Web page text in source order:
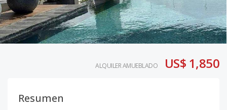
ALQUILER AMUEBLADO US$ 1,850
Resumen